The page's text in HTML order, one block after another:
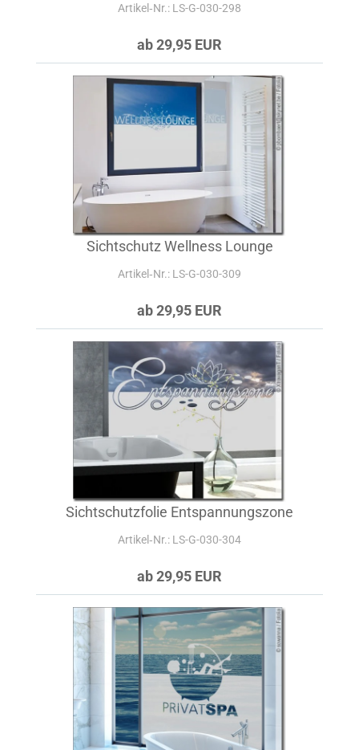
Artikel‑Nr.: LS-G-030-298
ab 29,95 EUR
Sichtschutz Wellness Lounge
Artikel‑Nr.: LS-G-030-309
ab 29,95 EUR
Sichtschutzfolie Entspannungszone
Artikel‑Nr.: LS-G-030-304
ab 29,95 EUR